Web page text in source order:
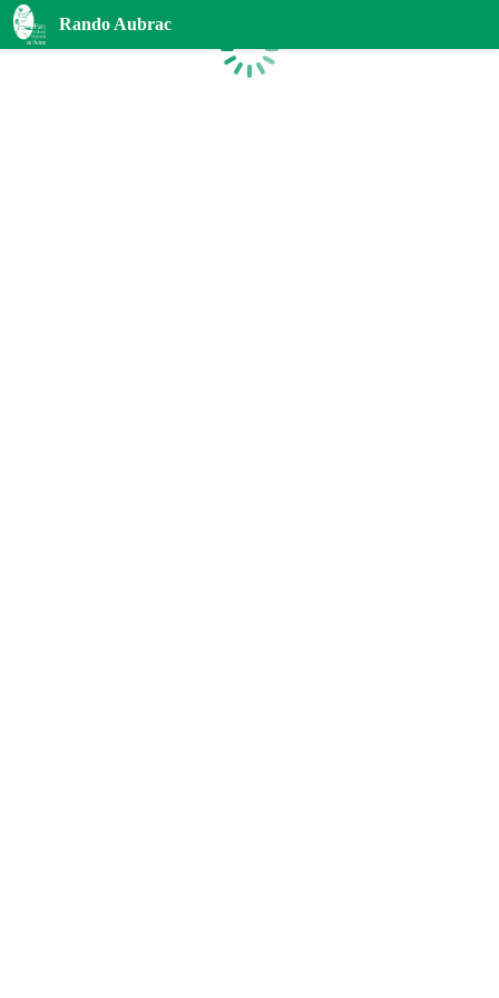
Rando Aubrac
Chargement